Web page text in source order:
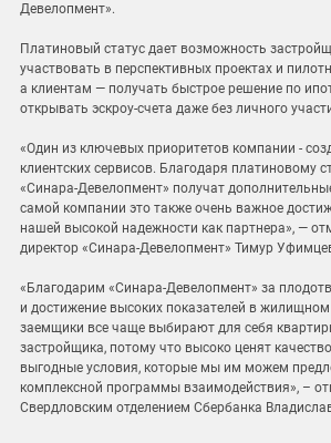
Девелопмент».
Платиновый статус дает возможность
участвовать в перспективных проектах и
а клиентам — получать быстрое решение по
открывать эскроу-счета даже без личного
«Один из ключевых приоритетов компании -
клиентских сервисов. Благодаря платиновому
«Синара-Девелопмент» получат
самой компании это также очень важное
нашей высокой надежности как партнера», —
директор «Синара-Девелопмент» Тимур
«Благодарим «Синара-Девелопмент» за
и достижение высоких показателей в
заемщики все чаще выбирают для себя
застройщика, потому что высоко ценят
выгодные условия, которые мы им можем
комплексной программы взаимодействия», –
Свердловским отделением Сбербанка